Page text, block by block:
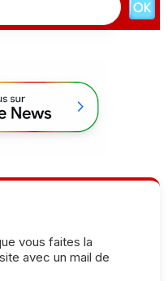
vous faites la
avec un mail de